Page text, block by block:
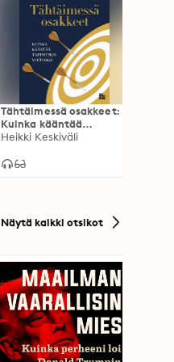
Tähtäimessä osakkeet:
Kuinka kääntää
tappiotkin voitoiksi
Heikki Keskiväli
Näytä kaikki otsikot